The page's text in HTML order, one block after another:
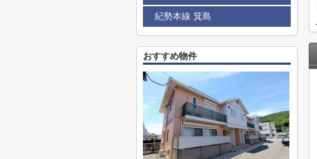
紀勢本線 箕島
おすすめ物件